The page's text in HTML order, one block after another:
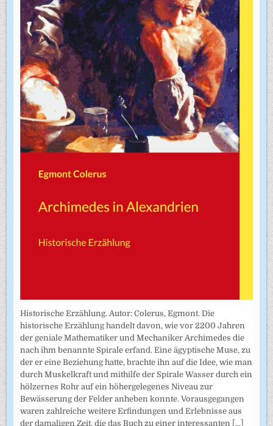
Historische Erzählung. Autor: Colerus, Egmont. Die
historische Erzählung handelt davon, wie vor 2200 Jahren
der geniale Mathematiker und Mechaniker Archimedes die
nach ihm benannte Spirale erfand. Eine ägyptische Muse, zu
der er eine Beziehung hatte, brachte ihn auf die Idee, wie man
durch Muskelkraft und mithilfe der Spirale Wasser durch ein
hölzernes Rohr auf ein höhergelegenes Niveau zur
Bewässerung der Felder anheben konnte. Vorausgegangen
waren zahlreiche weitere Erfindungen und Erlebnisse aus
der damaligen Zeit, die das Buch zu einer interessanten [...]